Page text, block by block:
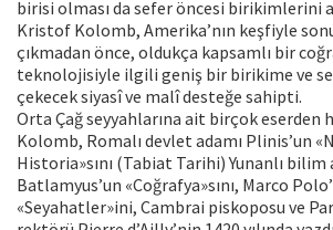
birisi olması da sefer öncesi birikimlerini
Kristof Kolomb, Amerika’nın keşfiyle
çıkmadan önce, oldukça kapsamlı bir
teknolojisiyle ilgili geniş bir birikime ve
çekecek siyasî ve malî desteğe sahipti.
Orta Çağ seyyahlarına ait birçok eserden
Kolomb, Romalı devlet adamı Plinis’un
Historia»sını (Tabiat Tarihi) Yunanlı bilim
Batlamyus’un «Coğrafya»sını, Marco
«Seyahatler»ini, Cambrai piskoposu ve